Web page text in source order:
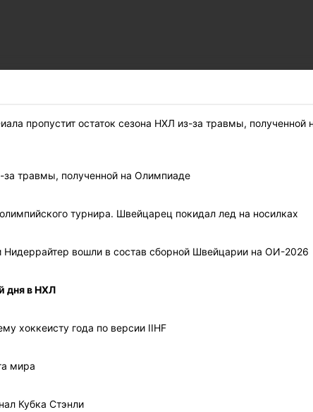
пропустит остаток сезона НХЛ из-за травмы, полученной
за травмы, полученной на Олимпиаде
турнира. Швейцарец покидал лед на носилках
вошли в состав сборной Швейцарии на ОИ-2026
дня в НХЛ
хоккеисту года по версии IIHF
мира
Кубка Стэнли